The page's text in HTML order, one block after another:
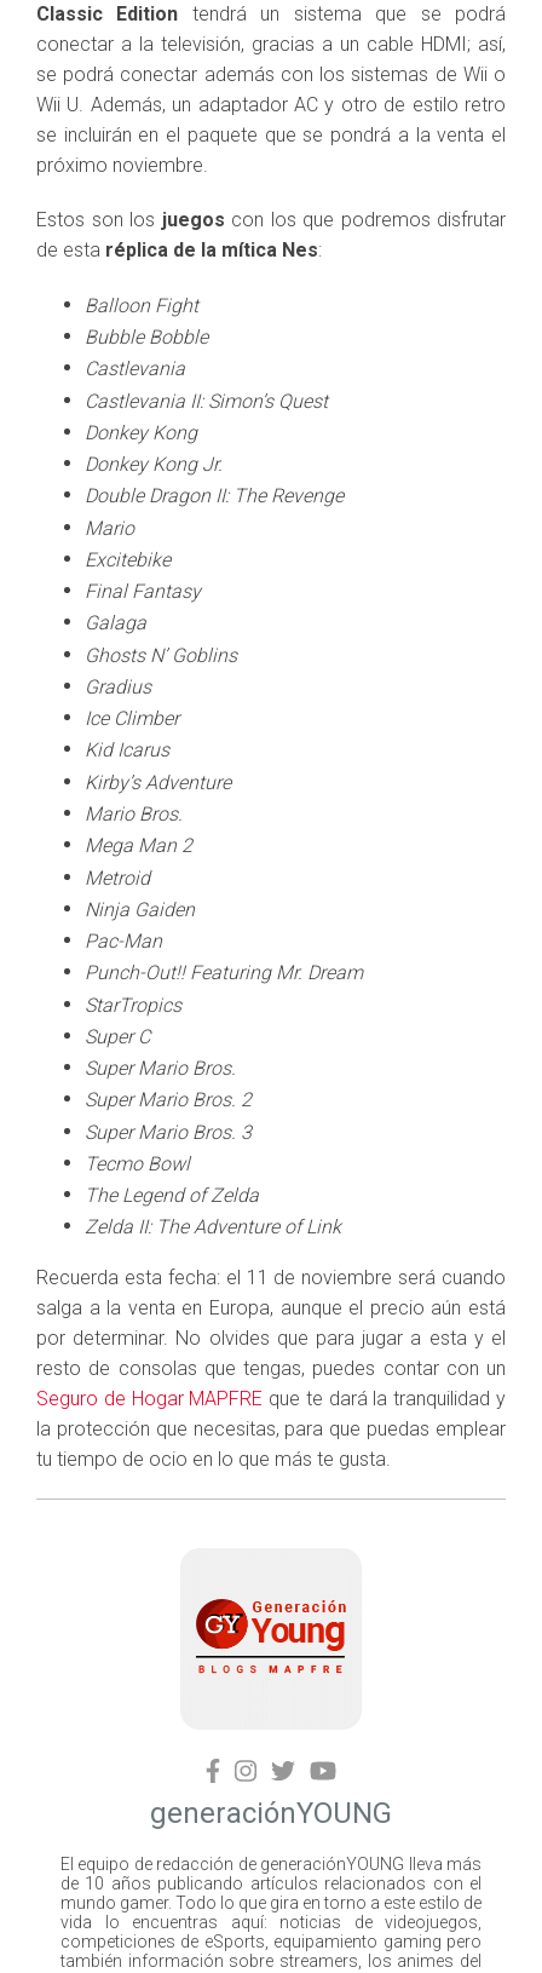
Classic Edition tendrá un sistema que se podrá
conectar a la televisión, gracias a un cable HDMI; así,
se podrá conectar además con los sistemas de Wii o
Wii U. Además, un adaptador AC y otro de estilo retro
se incluirán en el paquete que se pondrá a la venta el
próximo noviembre.
Estos son los juegos con los que podremos disfrutar
de esta réplica de la mítica Nes:
Balloon Fight
Bubble Bobble
Castlevania
Castlevania II: Simon’s Quest
Donkey Kong
Donkey Kong Jr.
Double Dragon II: The Revenge
Mario
Excitebike
Final Fantasy
Galaga
Ghosts N’ Goblins
Gradius
Ice Climber
Kid Icarus
Kirby’s Adventure
Mario Bros.
Mega Man 2
Metroid
Ninja Gaiden
Pac-Man
Punch-Out!! Featuring Mr. Dream
StarTropics
Super C
Super Mario Bros.
Super Mario Bros. 2
Super Mario Bros. 3
Tecmo Bowl
The Legend of Zelda
Zelda II: The Adventure of Link
Recuerda esta fecha: el 11 de noviembre será cuando
salga a la venta en Europa, aunque el precio aún está
por determinar. No olvides que para jugar a esta y el
resto de consolas que tengas, puedes contar con un
Seguro de Hogar MAPFRE que te dará la tranquilidad y
la protección que necesitas, para que puedas emplear
tu tiempo de ocio en lo que más te gusta.
generaciónYOUNG
El equipo de redacción de generaciónYOUNG lleva más
de 10 años publicando artículos relacionados con el
mundo gamer. Todo lo que gira en torno a este estilo de
vida lo encuentras aquí: noticias de videojuegos,
competiciones de eSports, equipamiento gaming pero
también información sobre streamers, los animes del